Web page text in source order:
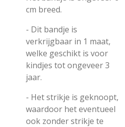
cm breed.
- Dit bandje is
verkrijgbaar in 1 maat,
welke geschikt is voor
kindjes tot ongeveer 3
jaar.
- Het strikje is geknoopt,
waardoor het eventueel
ook zonder strikje te